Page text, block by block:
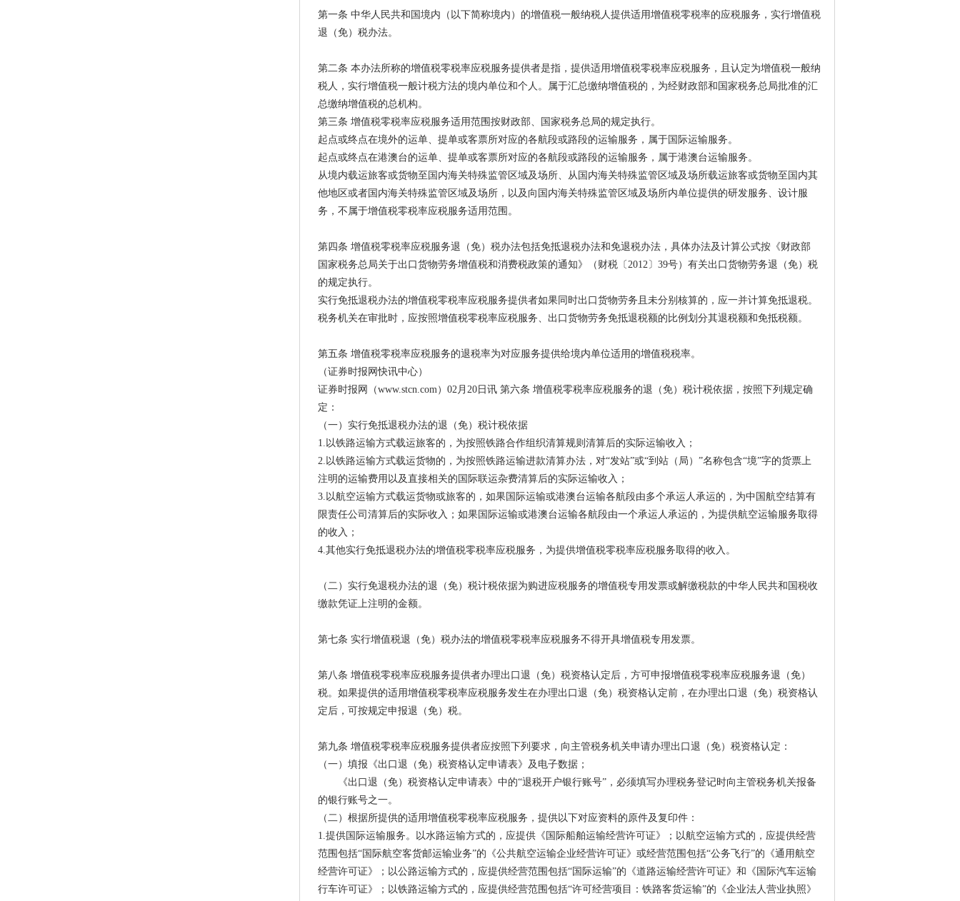
第一条 中华人民共和国境内（以下简称境内）的增值税一般纳税人提供适用增值税零税率的应税服务，实行增值税
退（免）税办法。
第二条 本办法所称的增值税零税率应税服务提供者是指，提供适用增值税零税率应税服务，且认定为增值税一般纳
税人，实行增值税一般计税方法的境内单位和个人。属于汇总缴纳增值税的，为经财政部和国家税务总局批准的汇
总缴纳增值税的总机构。
第三条 增值税零税率应税服务适用范围按财政部、国家税务总局的规定执行。
起点或终点在境外的运单、提单或客票所对应的各航段或路段的运输服务，属于国际运输服务。
起点或终点在港澳台的运单、提单或客票所对应的各航段或路段的运输服务，属于港澳台运输服务。
从境内载运旅客或货物至国内海关特殊监管区域及场所、从国内海关特殊监管区域及场所载运旅客或货物至国内其
他地区或者国内海关特殊监管区域及场所，以及向国内海关特殊监管区域及场所内单位提供的研发服务、设计服
务，不属于增值税零税率应税服务适用范围。
第四条 增值税零税率应税服务退（免）税办法包括免抵退税办法和免退税办法，具体办法及计算公式按《财政部
国家税务总局关于出口货物劳务增值税和消费税政策的通知》（财税〔2012〕39号）有关出口货物劳务退（免）税
的规定执行。
实行免抵退税办法的增值税零税率应税服务提供者如果同时出口货物劳务且未分别核算的，应一并计算免抵退税。
税务机关在审批时，应按照增值税零税率应税服务、出口货物劳务免抵退税额的比例划分其退税额和免抵税额。
第五条 增值税零税率应税服务的退税率为对应服务提供给境内单位适用的增值税税率。
（证券时报网快讯中心）
证券时报网（www.stcn.com）02月20日讯 第六条 增值税零税率应税服务的退（免）税计税依据，按照下列规定确
定：
（一）实行免抵退税办法的退（免）税计税依据
1.以铁路运输方式载运旅客的，为按照铁路合作组织清算规则清算后的实际运输收入；
2.以铁路运输方式载运货物的，为按照铁路运输进款清算办法，对“发站”或“到站（局）”名称包含“境”字的货票上
注明的运输费用以及直接相关的国际联运杂费清算后的实际运输收入；
3.以航空运输方式载运货物或旅客的，如果国际运输或港澳台运输各航段由多个承运人承运的，为中国航空结算有
限责任公司清算后的实际收入；如果国际运输或港澳台运输各航段由一个承运人承运的，为提供航空运输服务取得
的收入；
4.其他实行免抵退税办法的增值税零税率应税服务，为提供增值税零税率应税服务取得的收入。
（二）实行免退税办法的退（免）税计税依据为购进应税服务的增值税专用发票或解缴税款的中华人民共和国税收
缴款凭证上注明的金额。
第七条 实行增值税退（免）税办法的增值税零税率应税服务不得开具增值税专用发票。
第八条 增值税零税率应税服务提供者办理出口退（免）税资格认定后，方可申报增值税零税率应税服务退（免）
税。如果提供的适用增值税零税率应税服务发生在办理出口退（免）税资格认定前，在办理出口退（免）税资格认
定后，可按规定申报退（免）税。
第九条 增值税零税率应税服务提供者应按照下列要求，向主管税务机关申请办理出口退（免）税资格认定：
（一）填报《出口退（免）税资格认定申请表》及电子数据；
《出口退（免）税资格认定申请表》中的“退税开户银行账号”，必须填写办理税务登记时向主管税务机关报备
的银行账号之一。
（二）根据所提供的适用增值税零税率应税服务，提供以下对应资料的原件及复印件：
1.提供国际运输服务。以水路运输方式的，应提供《国际船舶运输经营许可证》；以航空运输方式的，应提供经营
范围包括“国际航空客货邮运输业务”的《公共航空运输企业经营许可证》或经营范围包括“公务飞行”的《通用航空
经营许可证》；以公路运输方式的，应提供经营范围包括“国际运输”的《道路运输经营许可证》和《国际汽车运输
行车许可证》；以铁路运输方式的，应提供经营范围包括“许可经营项目：铁路客货运输”的《企业法人营业执照》